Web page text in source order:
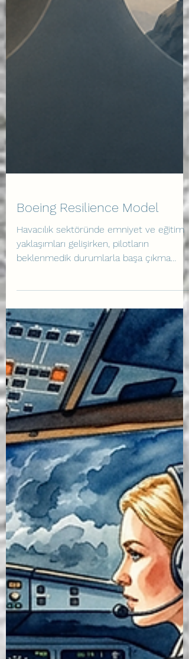
Boeing Resilience Model
Havacılık sektöründe emniyet ve eğitim
yaklaşımları gelişirken, pilotların
beklenmedik durumlarla başa çıkma
kapasitelerini artırmak büyük önem
taşımaktadır. Boeing Resilience Model,
pilotların yetkinlikler ve Tehdit ve Hata
Yönetimi (TEM) aracılığıyla riskleri etkili bir
şekilde yönetme ve beklenmedik
durumlara yanıt verme yeteneğini
(resilience) geliştirmeyi amaçlayan
yapılandırılmış bir çerçevedir. Modelin
Felsefi ve Psikolojik Temelleri Bu modelin
merkezinde yer alan "Bil